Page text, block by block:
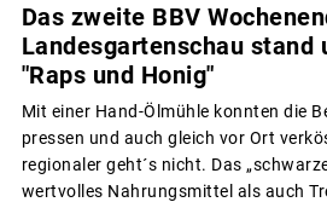
Das zweite BBV
Landesgartenschau stand
"Raps und Honig"
Mit einer Hand-Ölmühle konnten die
pressen und auch gleich vor Ort
regionaler geht´s nicht. Das
wertvolles Nahrungsmittel als auch